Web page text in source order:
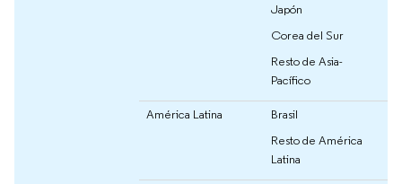
Japón
Corea del Sur
Resto de Asia-
Pacífico
América Latina
Brasil
Resto de América
Latina